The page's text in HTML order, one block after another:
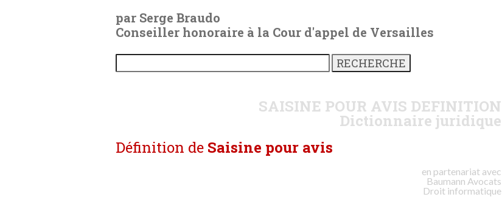
par Serge Braudo
Conseiller honoraire à la Cour d'appel de Versailles
SAISINE POUR AVIS DEFINITION
Dictionnaire juridique
Définition de Saisine pour avis
en partenariat avec
Baumann Avocats
Droit informatique